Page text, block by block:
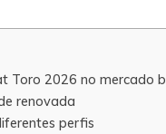
Toro 2026 no mercado
renovada
perfis